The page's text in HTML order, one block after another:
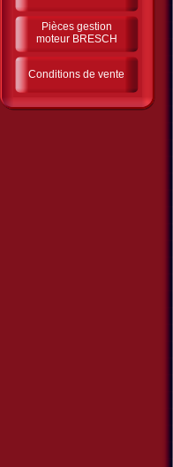
Pièces gestion
moteur BRESCH
Conditions de vente